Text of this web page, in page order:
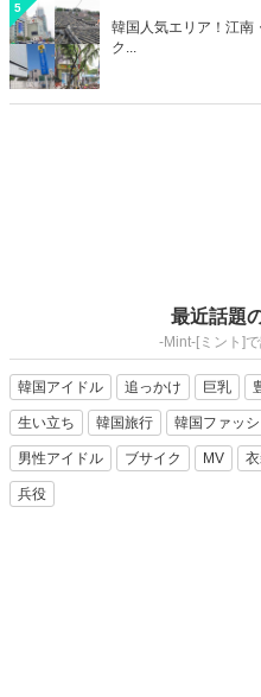
5
韓国人気エリア！江南
ク...
最近話題
-Mint-[ミント]
韓国アイドル 追っかけ 巨乳
生い立ち 韓国旅行 韓国ファッ
男性アイドル ブサイク MV
兵役